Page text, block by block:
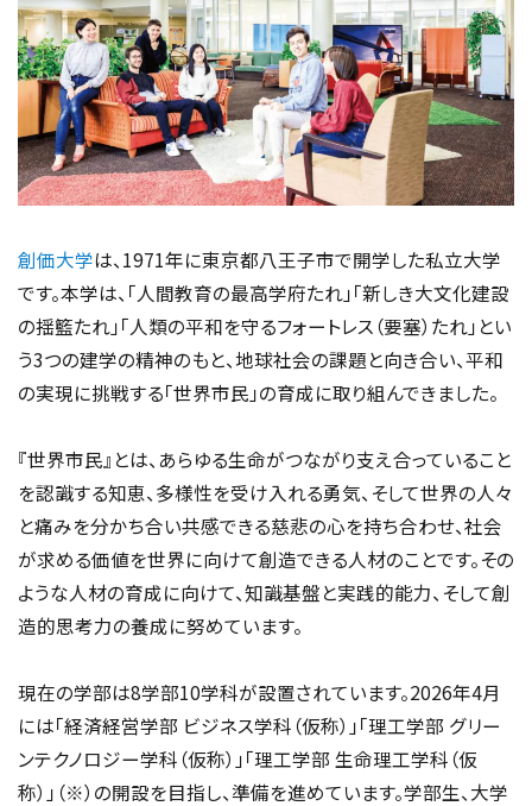
創価大学は、1971年に東京都八王子市で開学した私立大学
です。本学は、「人間教育の最高学府たれ」「新しき大文化建設
の揺籃たれ」「人類の平和を守るフォートレス（要塞）たれ」とい
う3つの建学の精神のもと、地球社会の課題と向き合い、平和
の実現に挑戦する「世界市民」の育成に取り組んできました。
『世界市民』とは、あらゆる生命がつながり支え合っていること
を認識する知恵、多様性を受け入れる勇気、そして世界の人々
と痛みを分かち合い共感できる慈悲の心を持ち合わせ、社会
が求める価値を世界に向けて創造できる人材のことです。その
ような人材の育成に向けて、知識基盤と実践的能力、そして創
造的思考力の養成に努めています。
現在の学部は8学部10学科が設置されています。2026年4月
には「経済経営学部 ビジネス学科（仮称）」「理工学部 グリー
ンテクノロジー学科（仮称）」「理工学部 生命理工学科（仮
称）」（※）の開設を目指し、準備を進めています。学部生、大学